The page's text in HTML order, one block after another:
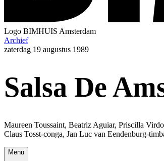
Logo BIMHUIS Amsterdam
Archief
zaterdag 19 augustus 1989
Salsa De
Maureen Toussaint, Beatriz Aguiar, Priscilla
Claus Tosst-conga, Jan Luc van Eendenburg-
Menu